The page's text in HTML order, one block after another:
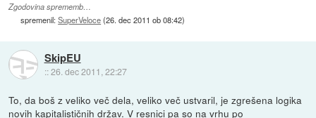
Zgodovina sprememb…
spremenil:SuperVeloce(26. dec 2011 ob 08:42)
SkipEU
::26. dec 2011, 22:27
To, da boš z veliko več dela, veliko več ustvaril, je zgrešena logika
novih kapitalističnih držav. V resnici pa so na vrhu po